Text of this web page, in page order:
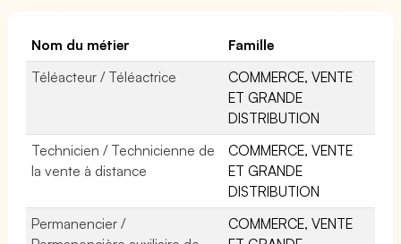
Nom du métier
Famille
Téléacteur / Téléactrice
COMMERCE, VENTE
ET GRANDE
DISTRIBUTION
Technicien / Technicienne de
la vente à distance
COMMERCE, VENTE
ET GRANDE
DISTRIBUTION
Permanencier /
COMMERCE, VENTE